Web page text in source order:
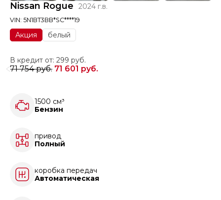
Nissan Rogue 2024 г.в.
VIN: 5N1BT3BB*SC****19
Акция белый
В кредит от: 299 руб.
71 754 руб. 71 601 руб.
1500 см³
Бензин
привод
Полный
коробка передач
Автоматическая